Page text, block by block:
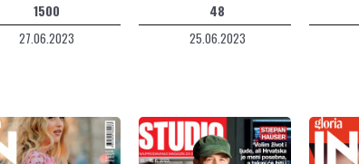
1500
27.06.2023
48
25.06.2023